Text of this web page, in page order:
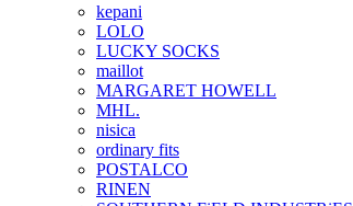
kepani
LOLO
LUCKY SOCKS
maillot
MARGARET HOWELL
MHL.
nisica
ordinary fits
POSTALCO
RINEN